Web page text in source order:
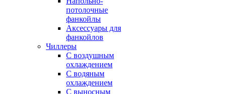
потолочные
фанкойлы
Аксессуары для
фанкойлов
Чиллеры
С воздушным
охлаждением
С водяным
охлаждением
С выносным